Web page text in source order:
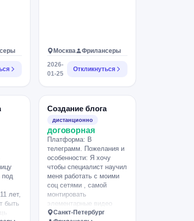
Москва
Фрилансеры
2026-
01-25
Откликнуться
под
лет,
быть
Создание блога
дистанционно
договорная
Платформа: В
телеграмм. Пожелания и
особенности: Я хочу
чтобы специалист научил
меня работать с моими
соц сетями , самой
монтировать
элементарные видео
ролики и самой
Санкт-Петербург